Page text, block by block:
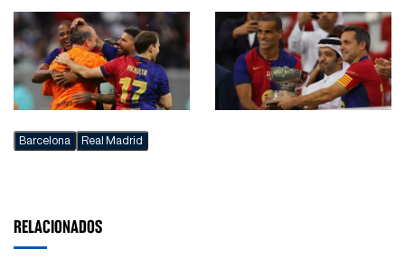
Barcelona Real Madrid
RELACIONADOS